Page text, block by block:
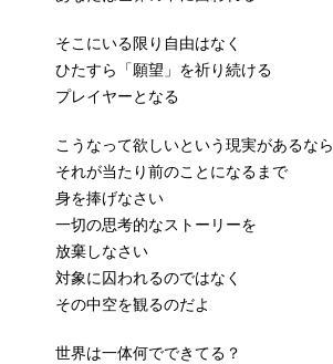
そこにいる限り自由はなく
ひたすら「願望」を祈り続ける
プレイヤーとなる
こうなって欲しいという現実があるなら
それが当たり前のことになるまで
身を捧げなさい
一切の思考的なストーリーを
放棄しなさい
対象に囚われるのではなく
その中空を観るのだよ
世界は一体何でできてる？